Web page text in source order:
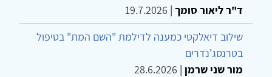
ד"ר ליאור סומך |
19.7.2026
שילוב דיאלקטי כמענה לדילמת "השם המת" בטיפול
בטרנסג'נדרים
מור שני שרמן |
28.6.2026